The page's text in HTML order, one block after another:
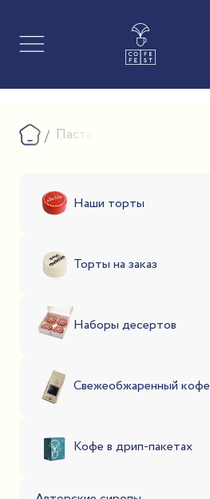
Паста
Наши торты
Торты на заказ
Наборы десертов
Свежеобжаренный кофе
Кофе в дрип-пакетах